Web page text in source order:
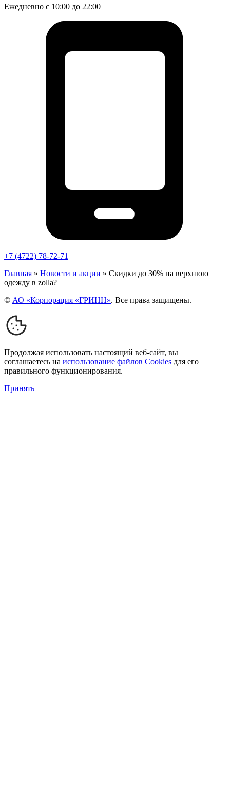
Ежедневно с 10:00 до 22:00
+7 (4722) 78-72-71
Главная » Новости и акции » Скидки до 30% на верхнюю
одежду в zolla?
© АО «Корпорация «ГРИНН». Все права защищены.
Продолжая использовать настоящий веб-сайт, вы
соглашаетесь на использование файлов Cookies для его
правильного функционирования.
Принять